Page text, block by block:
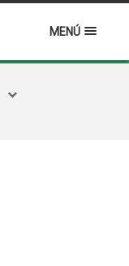
MENÚ